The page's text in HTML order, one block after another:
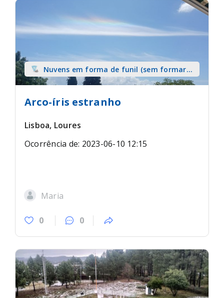
Nuvens em forma de funil (sem formar
tromba) sobre terra
Arco-íris estranho
Lisboa, Loures
Ocorrência de: 2023-06-10 12:15
Maria
0 0